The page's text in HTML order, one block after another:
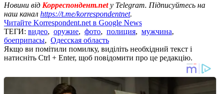
Новини від Корреспондент.net у Telegram. Підписуйтесь на
наш канал https://t.me/korrespondentnet.
Читайте Korrespondent.net в Google News
ТЕГИ: видео, оружие, фото, полиция, мужчина,
боеприпасы, Одесская область
Якщо ви помітили помилку, виділіть необхідний текст і
натисніть Ctrl + Enter, щоб повідомити про це редакцію.